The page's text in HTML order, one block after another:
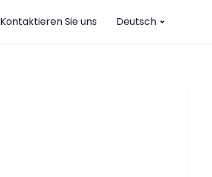
Kontaktieren Sie uns Deutsch